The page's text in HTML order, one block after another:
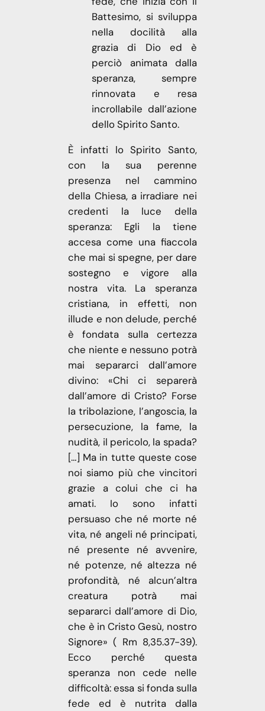
Battesimo, si sviluppa
nella docilità alla
grazia di Dio ed è
perciò animata dalla
speranza, sempre
rinnovata e resa
incrollabile dall’azione
dello Spirito Santo.
È infatti lo Spirito Santo,
con la sua perenne
presenza nel cammino
della Chiesa, a irradiare nei
credenti la luce della
speranza: Egli la tiene
accesa come una fiaccola
che mai si spegne, per dare
sostegno e vigore alla
nostra vita. La speranza
cristiana, in effetti, non
illude e non delude, perché
è fondata sulla certezza
che niente e nessuno potrà
mai separarci dall’amore
divino: «Chi ci separerà
dall’amore di Cristo? Forse
la tribolazione, l’angoscia, la
persecuzione, la fame, la
nudità, il pericolo, la spada?
[…] Ma in tutte queste cose
noi siamo più che vincitori
grazie a colui che ci ha
amati. Io sono infatti
persuaso che né morte né
vita, né angeli né principati,
né presente né avvenire,
né potenze, né altezza né
profondità, né alcun’altra
creatura potrà mai
separarci dall’amore di Dio,
che è in Cristo Gesù, nostro
Signore» ( Rm 8,35.37-39).
Ecco perché questa
speranza non cede nelle
difficoltà: essa si fonda sulla
fede ed è nutrita dalla